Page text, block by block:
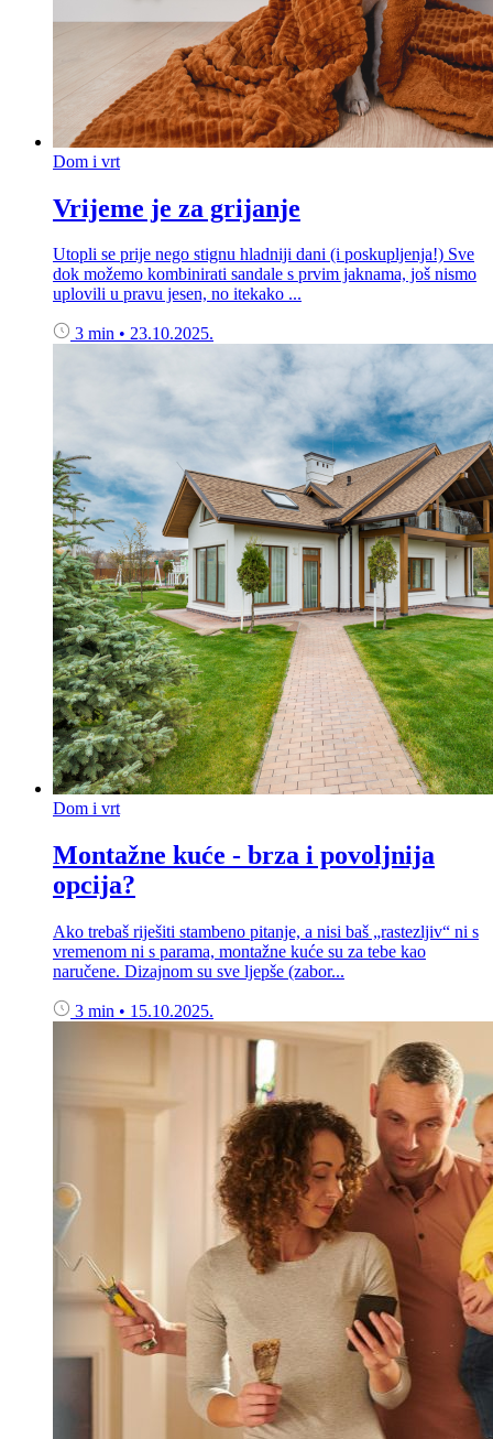
Dom i vrt
Vrijeme je za grijanje
Utopli se prije nego stignu hladniji dani (i poskupljenja!) Sve
dok možemo kombinirati sandale s prvim jaknama, još nismo
uplovili u pravu jesen, no itekako ...
3 min • 23.10.2025.
Dom i vrt
Montažne kuće - brza i povoljnija
opcija?
Ako trebaš riješiti stambeno pitanje, a nisi baš „rastezljiv“ ni s
vremenom ni s parama, montažne kuće su za tebe kao
naručene. Dizajnom su sve ljepše (zabor...
3 min • 15.10.2025.